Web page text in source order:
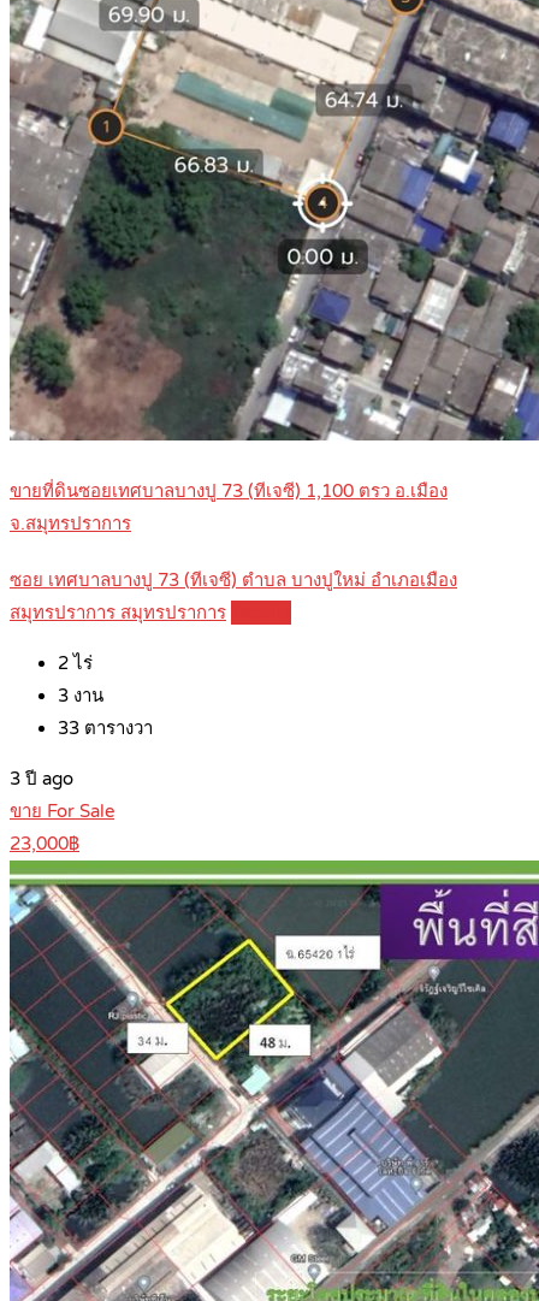
ขายที่ดินซอยเทศบาลบางปู 73 (ทีเจซี) 1,100 ตรว อ.เมือง
จ.สมุทรปราการ
ซอย เทศบาลบางปู 73 (ทีเจซี) ตำบล บางปูใหม่ อำเภอเมือง
สมุทรปราการ สมุทรปราการ
2 ไร่
3 งาน
33 ตารางวา
3 ปี ago
ขาย For Sale
23,000฿